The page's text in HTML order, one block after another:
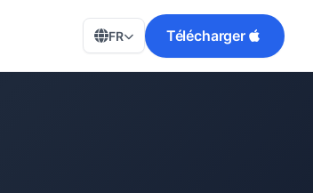
FR Télécharger